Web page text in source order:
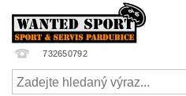
732650792